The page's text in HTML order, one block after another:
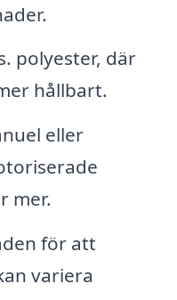
polyester, där
hållbart.
eller
mer.
för att
variera